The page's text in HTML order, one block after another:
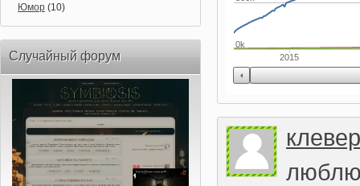
Юмор (10)
Случайный форум 2015
0k
клевер